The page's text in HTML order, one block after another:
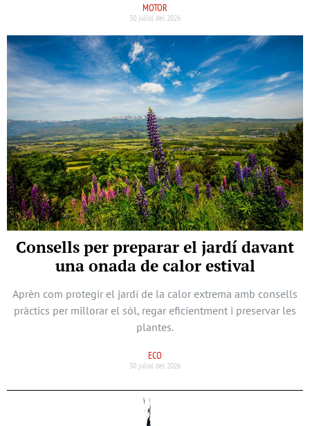
MOTOR
30 juliol del 2026
Consells per preparar el jardí davant
una onada de calor estival
Aprèn com protegir el jardí de la calor extrema amb consells
pràctics per millorar el sòl, regar eficientment i preservar les
plantes.
ECO
30 juliol del 2026